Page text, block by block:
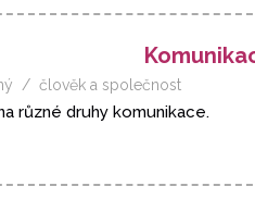
člověk a společnost
různé druhy komunikace.